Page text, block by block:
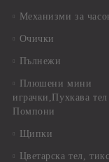
Механизми за
Очички
Пълнежи
Плюшени мини
играчки,Пухкава
Помпони
Щипки
Цветарска тел,